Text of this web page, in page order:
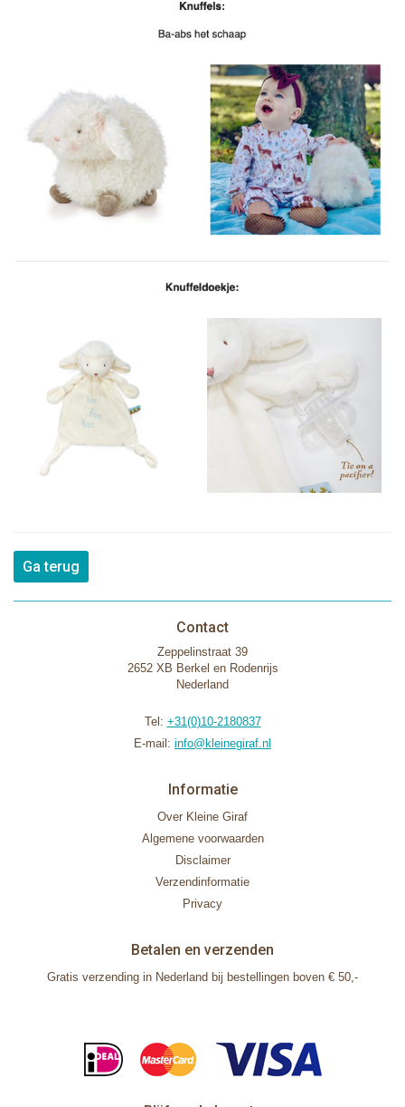
Ga terug
Contact
Zeppelinstraat 39
2652 XB Berkel en Rodenrijs
Nederland
Tel: +31(0)10-2180837
E-mail: info@kleinegiraf.nl
Informatie
Over Kleine Giraf
Algemene voorwaarden
Disclaimer
Verzendinformatie
Privacy
Betalen en verzenden
Gratis verzending in Nederland bij bestellingen boven € 50,-